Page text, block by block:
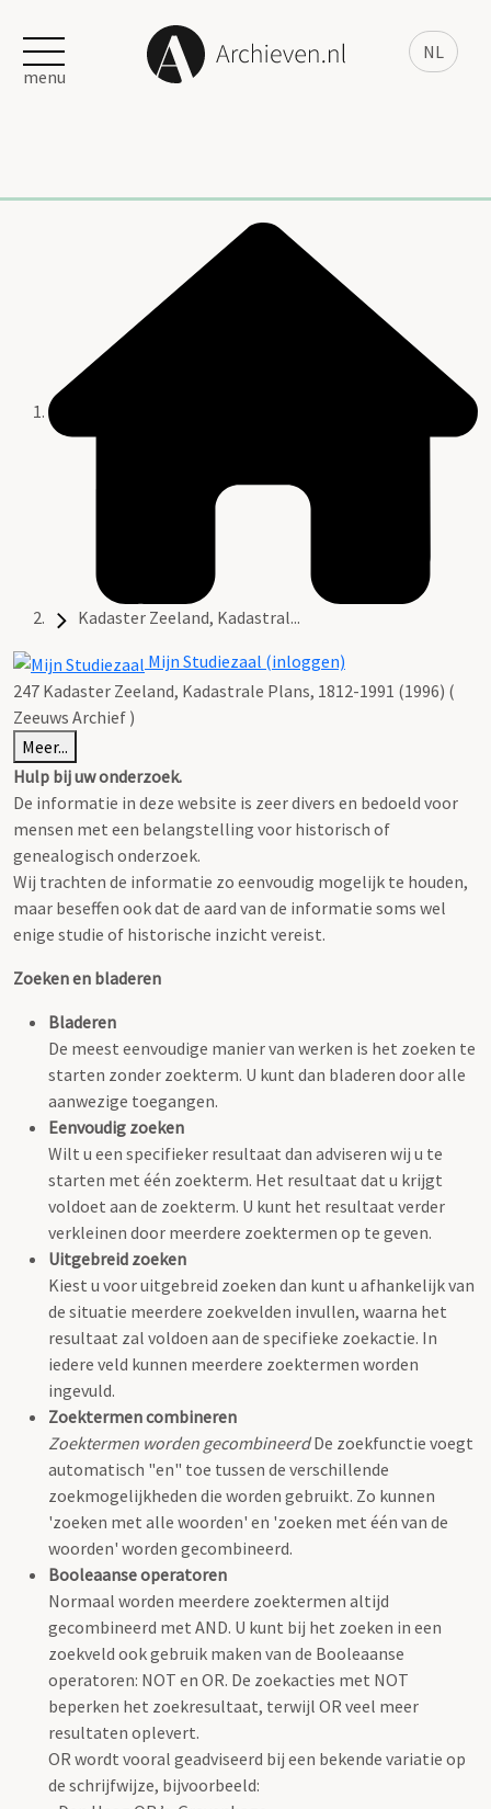
NL
menu
Kadaster Zeeland, Kadastral...
Mijn Studiezaal (inloggen)
247 Kadaster Zeeland, Kadastrale Plans, 1812-1991 (1996) (
Zeeuws Archief )
Meer...
Hulp bij uw onderzoek.
De informatie in deze website is zeer divers en bedoeld voor
mensen met een belangstelling voor historisch of
genealogisch onderzoek.
Wij trachten de informatie zo eenvoudig mogelijk te houden,
maar beseffen ook dat de aard van de informatie soms wel
enige studie of historische inzicht vereist.
Zoeken en bladeren
Bladeren
De meest eenvoudige manier van werken is het zoeken te
starten zonder zoekterm. U kunt dan bladeren door alle
aanwezige toegangen.
Eenvoudig zoeken
Wilt u een specifieker resultaat dan adviseren wij u te
starten met één zoekterm. Het resultaat dat u krijgt
voldoet aan de zoekterm. U kunt het resultaat verder
verkleinen door meerdere zoektermen op te geven.
Uitgebreid zoeken
Kiest u voor uitgebreid zoeken dan kunt u afhankelijk van
de situatie meerdere zoekvelden invullen, waarna het
resultaat zal voldoen aan de specifieke zoekactie. In
iedere veld kunnen meerdere zoektermen worden
ingevuld.
Zoektermen combineren
Zoektermen worden gecombineerdDe zoekfunctie voegt
automatisch "en" toe tussen de verschillende
zoekmogelijkheden die worden gebruikt. Zo kunnen
'zoeken met alle woorden' en 'zoeken met één van de
woorden' worden gecombineerd.
Booleaanse operatoren
Normaal worden meerdere zoektermen altijd
gecombineerd met AND. U kunt bij het zoeken in een
zoekveld ook gebruik maken van de Booleaanse
operatoren: NOT en OR. De zoekacties met NOT
beperken het zoekresultaat, terwijl OR veel meer
resultaten oplevert.
OR wordt vooral geadviseerd bij een bekende variatie op
de schrijfwijze, bijvoorbeeld: